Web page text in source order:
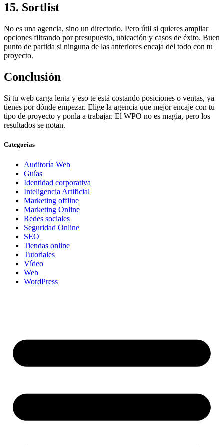
15. Sortlist
No es una agencia, sino un directorio. Pero útil si quieres ampliar
opciones filtrando por presupuesto, ubicación y casos de éxito. Buen
punto de partida si ninguna de las anteriores encaja del todo con tu
proyecto.
Conclusión
Si tu web carga lenta y eso te está costando posiciones o ventas, ya
tienes por dónde empezar. Elige la agencia que mejor encaje con tu
tipo de proyecto y ponla a trabajar. El WPO no es magia, pero los
resultados se notan.
Categorias
Auditoría Web
Guías
Identidad corporativa
Inteligencia Artificial
Marketing offline
Marketing Online
Redes sociales
Seguridad Online
SEO
Tiendas online
Tutoriales
Vídeo
Web
WordPress